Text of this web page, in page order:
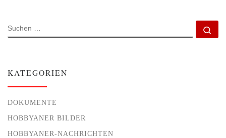
SUCHE
KATEGORIEN
DOKUMENTE
HOBBYANER BILDER
HOBBYANER-NACHRICHTEN